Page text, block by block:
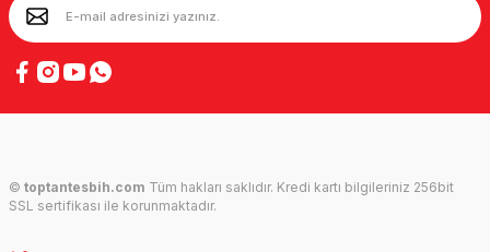
© toptantesbih.com Tüm hakları saklıdır. Kredi kartı bilgileriniz 256bit
SSL sertifikası ile korunmaktadır.